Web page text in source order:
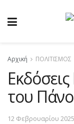
Αρχική ΠΟΛΙΤΙΣΜΟΣ
του
12 Φεβρουαρίου 2025